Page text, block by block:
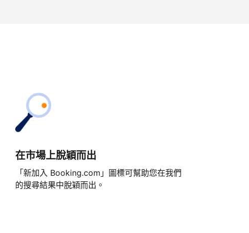
在市場上脫穎而出
「新加入 Booking.com」圖標可幫助您在我們
的搜尋結果中脫穎而出。